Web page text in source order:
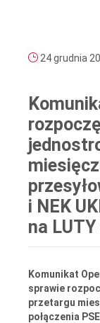
24 grudnia
i NEK
na
Komunikat
sprawie
przetargu
połączenia